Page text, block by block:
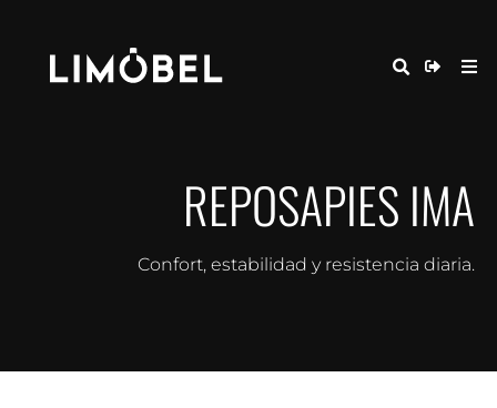
REPOSAPIES IMA
Confort, estabilidad y resistencia diaria.